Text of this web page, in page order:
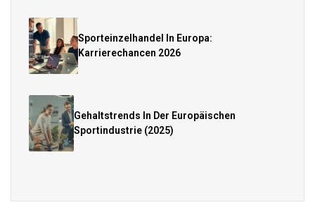
Sporteinzelhandel In Europa:
Karrierechancen 2026
Gehaltstrends In Der Europäischen
Sportindustrie (2025)